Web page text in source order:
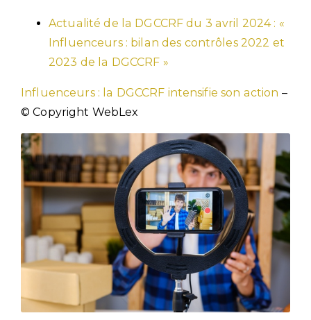
Actualité de la DGCCRF du 3 avril 2024 : «
Influenceurs : bilan des contrôles 2022 et
2023 de la DGCCRF »
Influenceurs : la DGCCRF intensifie son action –
© Copyright WebLex